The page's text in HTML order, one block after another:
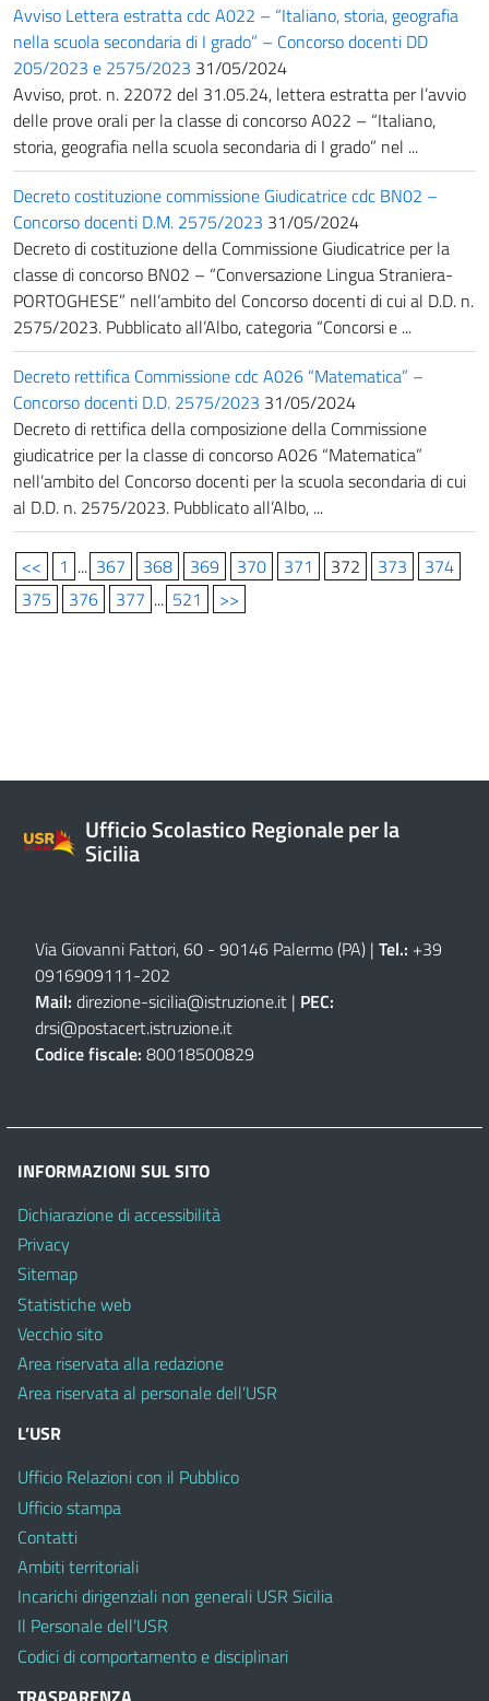
Avviso Lettera estratta cdc A022 – “Italiano, storia, geografia
nella scuola secondaria di I grado” – Concorso docenti DD
205/2023 e 2575/2023 31/05/2024
Avviso, prot. n. 22072 del 31.05.24, lettera estratta per l’avvio
delle prove orali per la classe di concorso A022 – “Italiano,
storia, geografia nella scuola secondaria di I grado” nel ...
Decreto costituzione commissione Giudicatrice cdc BN02 –
Concorso docenti D.M. 2575/2023 31/05/2024
Decreto di costituzione della Commissione Giudicatrice per la
classe di concorso BN02 – “Conversazione Lingua Straniera-
PORTOGHESE” nell’ambito del Concorso docenti di cui al D.D. n.
2575/2023. Pubblicato all’Albo, categoria “Concorsi e ...
Decreto rettifica Commissione cdc A026 “Matematica” –
Concorso docenti D.D. 2575/2023 31/05/2024
Decreto di rettifica della composizione della Commissione
giudicatrice per la classe di concorso A026 “Matematica”
nell’ambito del Concorso docenti per la scuola secondaria di cui
al D.D. n. 2575/2023. Pubblicato all’Albo, ...
<< 1 ... 367 368 369 370 371 372 373
374
375
376 377 ... 521 >>
Ufficio Scolastico Regionale per la
Sicilia
Via Giovanni Fattori, 60 - 90146 Palermo (PA) | Tel.: +39
0916909111-202
Mail: direzione-sicilia@istruzione.it | PEC:
drsi@postacert.istruzione.it
Codice fiscale: 80018500829
INFORMAZIONI SUL SITO
Dichiarazione di accessibilità
Privacy
Sitemap
Statistiche web
Vecchio sito
Area riservata alla redazione
Area riservata al personale dell’USR
L’USR
Ufficio Relazioni con il Pubblico
Ufficio stampa
Contatti
Ambiti territoriali
Incarichi dirigenziali non generali USR Sicilia
Il Personale dell’USR
Codici di comportamento e disciplinari